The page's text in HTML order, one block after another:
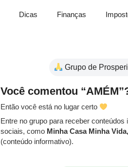
Dicas Finanças
Grupo de
Você comentou
Então você está no lugar certo
Entre no grupo para receber
sociais, como Minha Casa Minha
(conteúdo informativo).